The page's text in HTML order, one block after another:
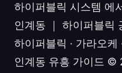
하이퍼블릭 시스템 에
인계동 ｜ 하이퍼블릭
하이퍼블릭 · 가라오케
인계동 유흥 가이드 ©